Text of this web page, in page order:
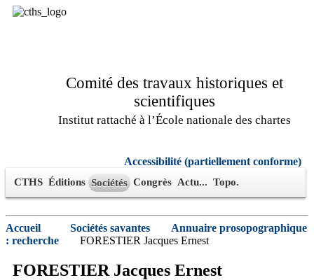
Comité des travaux historiques et
scientifiques
Institut rattaché à l’École nationale des chartes
Accessibilité (partiellement conforme)
CTHS Éditions Sociétés Congrès Actu... Topo.
Accueil Sociétés savantes
Annuaire prosopographique
: recherche
FORESTIER Jacques Ernest
FORESTIER Jacques Ernest